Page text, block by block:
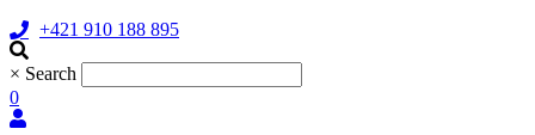
+421 910 188 895
× Search
0